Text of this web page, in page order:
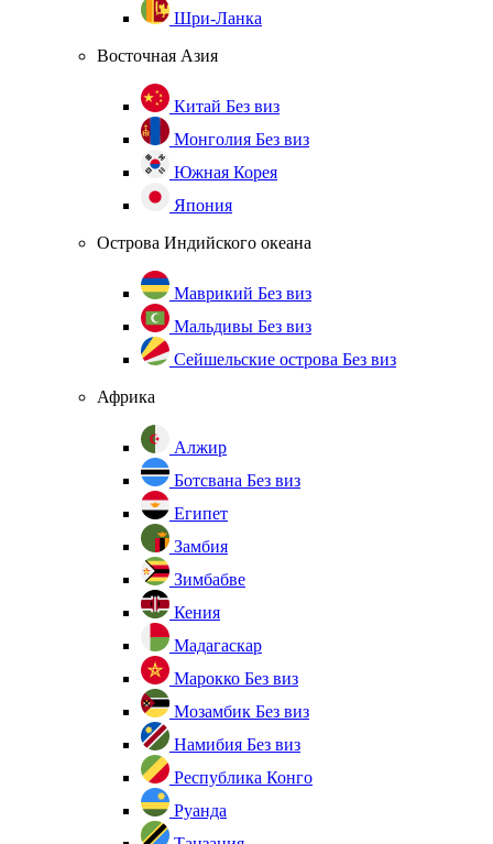
Шри-Ланка
Восточная Азия
Китай Без виз
Монголия Без виз
Южная Корея
Япония
Острова Индийского океана
Маврикий Без виз
Мальдивы Без виз
Сейшельские острова Без виз
Африка
Алжир
Ботсвана Без виз
Египет
Замбия
Зимбабве
Кения
Мадагаскар
Марокко Без виз
Мозамбик Без виз
Намибия Без виз
Республика Конго
Руанда